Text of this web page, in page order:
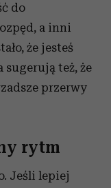
do
a inni
że jesteś
sugerują też, że
przerwy
rytm
Jeśli lepiej